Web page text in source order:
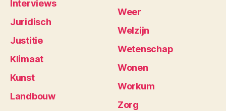
Interviews
Juridisch
Justitie
Klimaat
Kunst
Landbouw
Weer
Welzijn
Wetenschap
Wonen
Workum
Zorg